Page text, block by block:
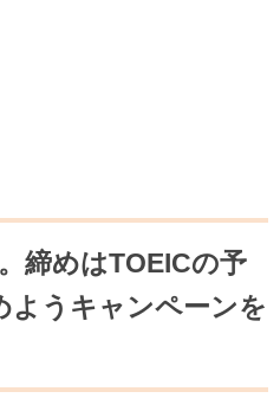
締めはTOEICの予
ようキャンペーンを